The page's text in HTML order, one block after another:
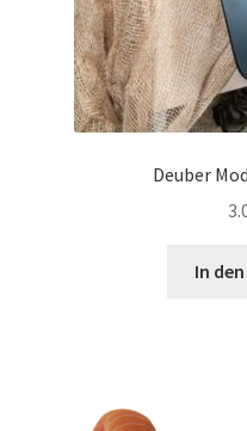
Deuber
In